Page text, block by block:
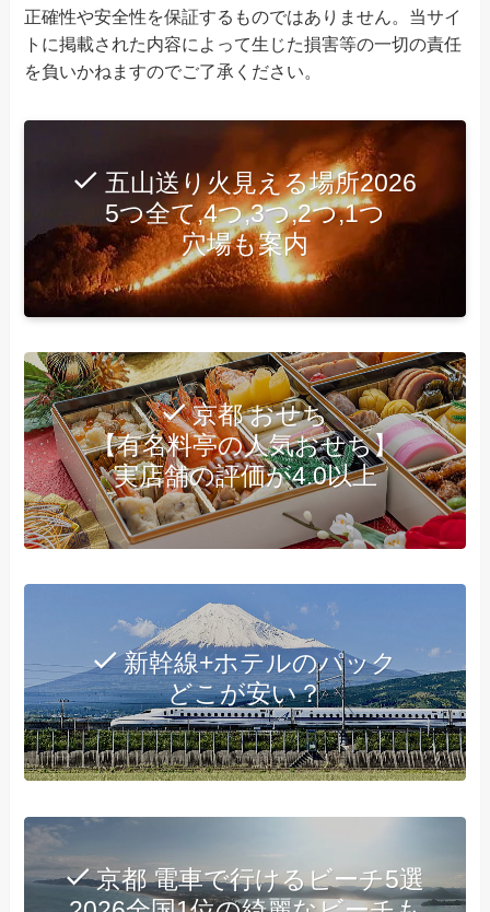
正確性や安全性を保証するものではありません。当サイ
トに掲載された内容によって生じた損害等の一切の責任
を負いかねますのでご了承ください。
五山送り火見える場所2026
5つ全て,4つ,3つ,2つ,1つ
穴場も案内
京都 おせち
【有名料亭の人気おせち】
実店舗の評価が4.0以上
新幹線+ホテルのパック
どこが安い？
京都 電車で行けるビーチ5選